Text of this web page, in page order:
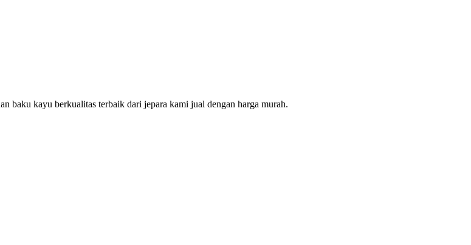
baku kayu berkualitas terbaik dari jepara kami jual dengan harga murah.